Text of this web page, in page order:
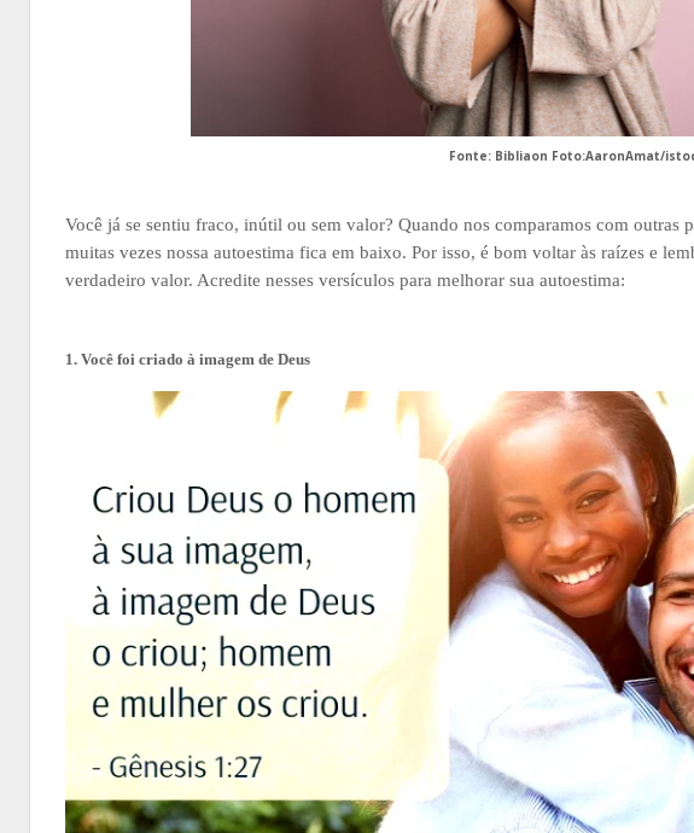
Fonte: Bibliaon Foto:AaronAmat/
Você já se sentiu fraco, inútil ou sem valor? Quando nos comparamos com outras
muitas vezes nossa autoestima fica em baixo. Por isso, é bom voltar às raízes e
verdadeiro valor. Acredite nesses versículos para melhorar sua autoestima:
1. Você foi criado à imagem de Deus